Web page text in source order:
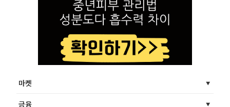
마켓
금융